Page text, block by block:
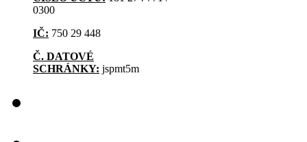
0300
IČ: 750 29 448
Č. DATOVÉ
SCHRÁNKY: jspmt5m